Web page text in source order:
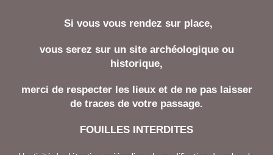
Si vous vous rendez sur place,
vous serez sur un site archéologique ou
historique,
merci de respecter les lieux et de ne pas laisser
de traces de votre passage.
FOUILLES INTERDITES